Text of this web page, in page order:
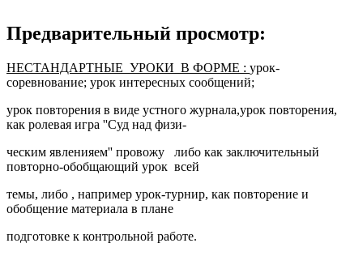
Предварительный просмотр:
НЕСТАНДАРТНЫЕ УРОКИ В ФОРМЕ : урок-
соревнование; урок интересных сообщений;
урок повторения в виде устного журнала,урок повторения,
как ролевая игра ''Суд над физи-
ческим явленияем'' провожу либо как заключительный
повторно-обобщающий урок всей
темы, либо , например урок-турнир, как повторение и
обобщение материала в плане
подготовке к контрольной работе.